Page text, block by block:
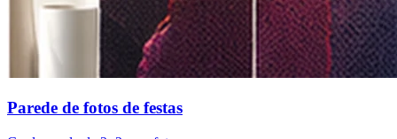
Parede de fotos de festas